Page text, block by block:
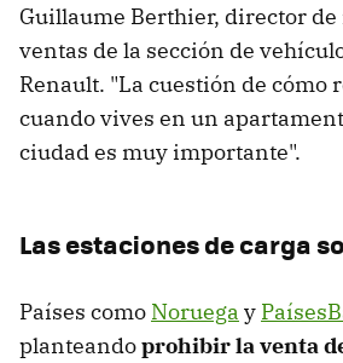
Guillaume Berthier, director
ventas de la sección de
Renault. "La cuestión de cómo
cuando vives en un
ciudad es muy importante".
Las estaciones de carga
Países como Noruega y
planteandoprohibir la venta